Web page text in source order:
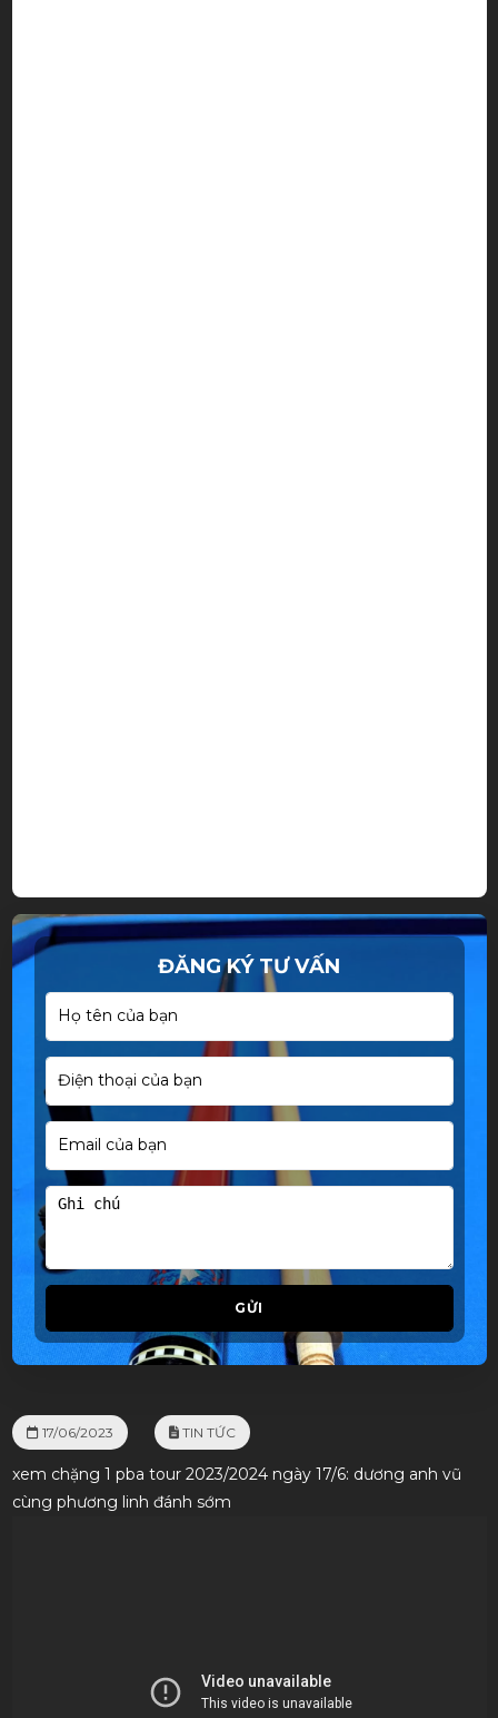
ĐĂNG KÝ TƯ VẤN
GỬI
17/06/2023 TIN TỨC
xem chặng 1 pba tour 2023/2024 ngày 17/6: dương anh vũ
cùng phương linh đánh sớm